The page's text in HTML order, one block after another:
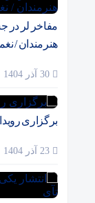
مفاخر لر در
هنرمندان /
برگزاری